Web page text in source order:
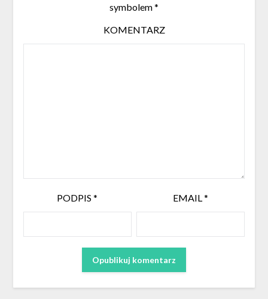
symbolem*
KOMENTARZ
PODPIS* EMAIL*